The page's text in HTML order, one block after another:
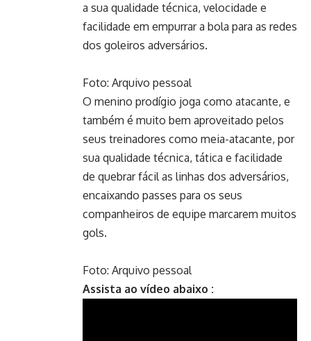
a sua qualidade técnica, velocidade e
facilidade em empurrar a bola para as redes
dos goleiros adversários.
Foto: Arquivo pessoal
O menino prodígio joga como atacante, e
também é muito bem aproveitado pelos
seus treinadores como meia-atacante, por
sua qualidade técnica, tática e facilidade
de quebrar fácil as linhas dos adversários,
encaixando passes para os seus
companheiros de equipe marcarem muitos
gols.
Foto: Arquivo pessoal
Assista ao vídeo abaixo :